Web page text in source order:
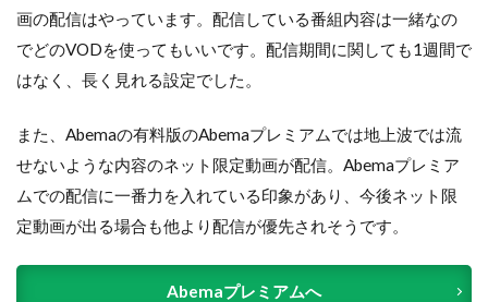
画の配信はやっています。配信している番組内容は一緒なの
でどのVODを使ってもいいです。配信期間に関しても1週間で
はなく、長く見れる設定でした。
また、Abemaの有料版のAbemaプレミアムでは地上波では流
せないような内容のネット限定動画が配信。Abemaプレミア
ムでの配信に一番力を入れている印象があり、今後ネット限
定動画が出る場合も他より配信が優先されそうです。
Abemaプレミアムへ